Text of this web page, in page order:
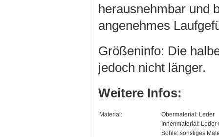
herausnehmbar und
angenehmes
Größeninfo: Die
jedoch nicht länger.
Weitere Infos:
Material:
Obermaterial: Leder
Innenmaterial: Leder
Sohle: sonstiges